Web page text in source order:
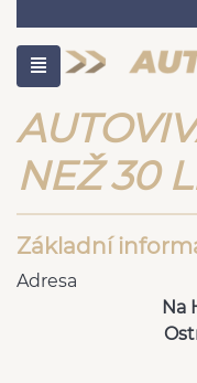
NEŽ 30
Základní
Adresa
Na